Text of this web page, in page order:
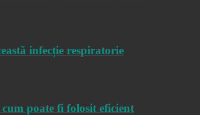
infecție respiratorie
poate fi folosit eficient